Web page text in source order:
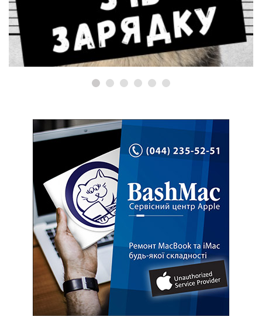
Винен у перегризанні дроту
MagSafe!